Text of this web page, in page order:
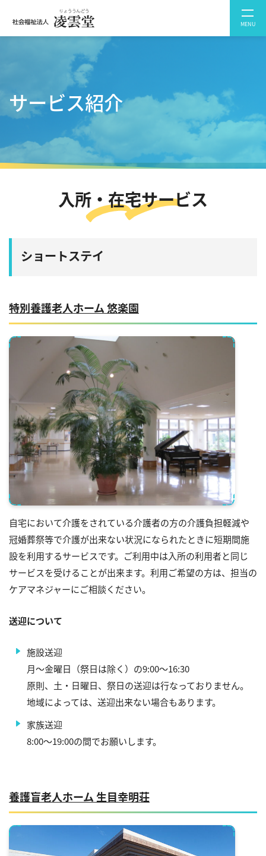
MENU
サービス紹介
入所・在宅サービス
ショートステイ
特別養護老人ホーム 悠楽園
自宅において介護をされている介護者の方の介護負担軽減や
冠婚葬祭等で介護が出来ない状況になられたときに短期間施
設を利用するサービスです。ご利用中は入所の利用者と同じ
サービスを受けることが出来ます。利用ご希望の方は、担当の
ケアマネジャーにご相談ください。
送迎について
施設送迎
月～金曜日（祭日は除く）の9:00～16:30
原則、土・日曜日、祭日の送迎は行なっておりません。
地域によっては、送迎出来ない場合もあります。
家族送迎
8:00～19:00の間でお願いします。
養護盲老人ホーム 生目幸明荘